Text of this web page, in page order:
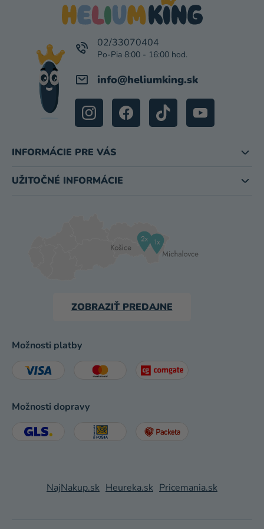
info@heliumking.sk
02/33070404
INFORMÁCIE PRE VÁS
UŽITOČNÉ INFORMÁCIE
ZOBRAZIŤ PREDAJNE
Možnosti platby
Možnosti dopravy
NajNakup.sk Heureka.sk Pricemania.sk